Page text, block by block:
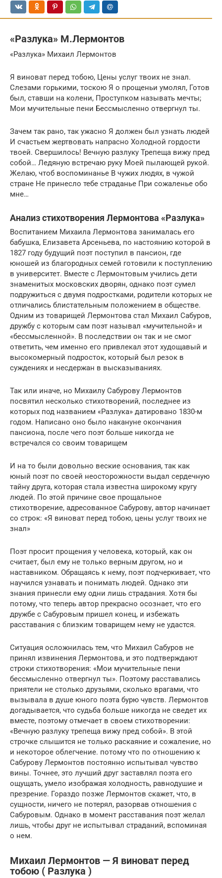
«Разлука» М.Лермонтов
«Разлука» Михаил Лермонтов
Я виноват перед тобою, Цены услуг твоих не знал.
Слезами горькими, тоскою Я о прощеньи умолял, Готов
был, ставши на колени, Проступком называть мечты;
Мои мучительные пени Бессмысленно отвергнул ты.
Зачем так рано, так ужасно Я должен был узнать людей
И счастьем жертвовать напрасно Холодной гордости
твоей. Свершилось! Вечную разлуку Трепеща вижу пред
собой… Ледяную встречаю руку Моей пылающей рукой.
Желаю, чтоб воспоминанье В чужих людях, в чужой
стране Не принесло тебе страданье При сожаленье обо
мне…
Анализ стихотворения Лермонтова «Разлука»
Воспитанием Михаила Лермонтова занималась его
бабушка, Елизавета Арсеньева, по настоянию которой в
1827 году будущий поэт поступил в пансион, где
юношей из благородных семей готовили к поступлению
в университет. Вместе с Лермонтовым учились дети
знаменитых московских дворян, однако поэт сумел
подружиться с двумя подростками, родители которых не
отличались блистательным положением в обществе.
Одним из товарищей Лермонтова стал Михаил Сабуров,
дружбу с которым сам поэт называл «мучительной» и
«бессмысленной». В последствии он так и не смог
ответить, чем именно его привлекал этот худощавый и
высокомерный подросток, который был резок в
суждениях и несдержан в высказываниях.
Так или иначе, но Михаилу Сабурову Лермонтов
посвятил несколько стихотворений, последнее из
которых под названием «Разлука» датировано 1830-м
годом. Написано оно было накануне окончания
пансиона, после чего поэт больше никогда не
встречался со своим товарищем
И на то были довольно веские основания, так как
юный поэт по своей неосторожности выдал сердечную
тайну друга, которая стала известна широкому кругу
людей. По этой причине свое прощальное
стихотворение, адресованное Сабурову, автор начинает
со строк: «Я виноват перед тобою, цены услуг твоих не
знал»
Поэт просит прощения у человека, который, как он
считает, был ему не только верным другом, но и
наставником. Обращаясь к нему, поэт подчеркивает, что
научился узнавать и понимать людей. Однако эти
знания принесли ему одни лишь страдания. Хотя бы
потому, что теперь автор прекрасно осознает, что его
дружбе с Сабуровым пришел конец, и избежать
расставания с близким товарищем нему не удастся.
Ситуация осложнилась тем, что Михаил Сабуров не
принял извинения Лермонтова, и это подтверждают
строки стихотворения: «Мои мучительные пени
бессмысленно отвергнул ты». Поэтому расставались
приятели не столько друзьями, сколько врагами, что
вызывала в душе юного поэта бурю чувств. Лермонтов
догадывается, что судьба больше никогда не сведет их
вместе, поэтому отмечает в своем стихотворении:
«Вечную разлуку трепеща вижу пред собой». В этой
строчке слышится не только раскаяние и сожаление, но
и некоторое облегчение. потому что по отношению к
Сабурову Лермонтов постоянно испытывал чувство
вины. Точнее, это лучший друг заставлял поэта его
ощущать, умело изображая холодность, равнодушие и
презрение. Гораздо позже Лермонтов скажет, что, в
сущности, ничего не потерял, разорвав отношения с
Сабуровым. Однако в момент расставания поэт желал
лишь, чтобы друг не испытывал страданий, вспоминая
о нем.
Михаил Лермонтов — Я виноват перед
тобою ( Разлука )